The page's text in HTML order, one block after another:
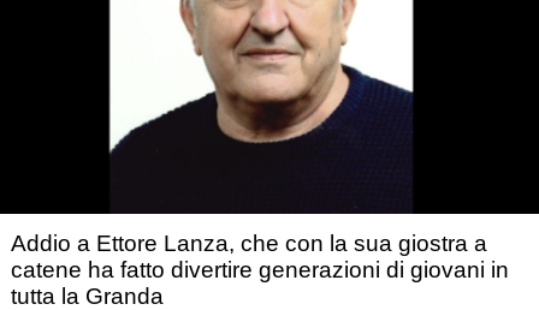
Addio a Ettore Lanza, che con la sua giostra a
catene ha fatto divertire generazioni di giovani in
tutta la Granda